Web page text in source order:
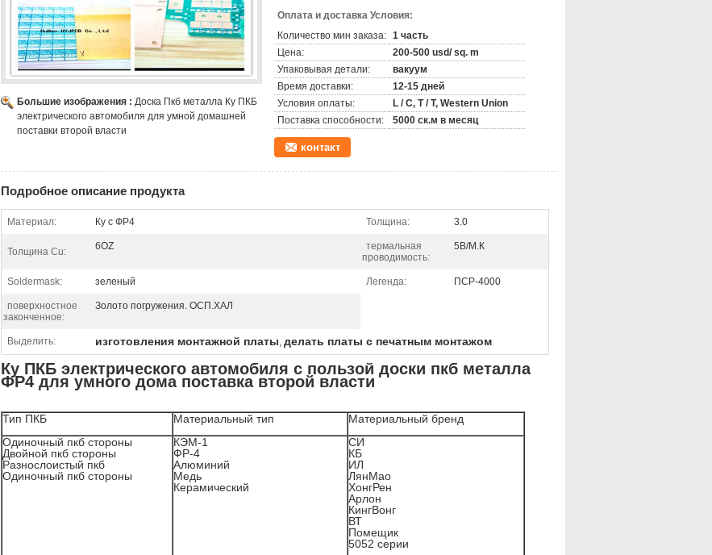
Большие изображения : Доска Пкб металла Ку ПКБ
электрического автомобиля для умной домашней
поставки второй власти
Оплата и доставка Условия:
Количество мин заказа: 1 часть
Цена:
200-500 usd/ sq. m
Упаковывая детали:
вакуум
Время доставки:
12-15 дней
Условия оплаты:
L / C, T / T, Western Union
Поставка способности:
5000 ск.м в месяц
контакт
Подробное описание продукта
Материал: Ку с ФР4 Толщина: 3.0
Толщина Cu: 6OZ
термальная
проводимость:
5В/М.К
Soldermask: зеленый Легенда: ПСР-4000
поверхностное
законченное:
Золото погружения. ОСП.ХАЛ
Выделить: изготовления монтажной платы, делать платы с печатным монтажом
Ку ПКБ электрического автомобиля с пользой доски пкб металла
ФР4 для умного дома поставка второй власти
Тип ПКБ Материальный тип
Материальный бренд
Одиночный пкб стороны
Двойной пкб стороны
Разнослоистый пкб
Одиночный пкб стороны
КЭМ-1
ФР-4
Алюминий
Медь
Керамический
СИ
КБ
ИЛ
ЛянМао
ХонгРен
Арлон
КингВонг
ВТ
Помещик
5052 серии